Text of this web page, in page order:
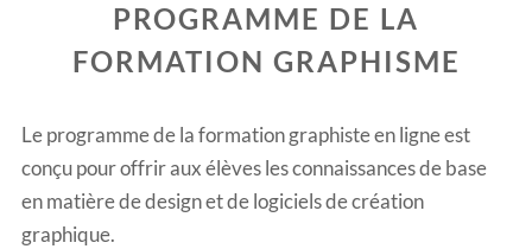
PROGRAMME DE LA
FORMATION GRAPHISME
Le programme de la formation graphiste en ligneest
conçu pour offrir aux élèves les connaissances de base
en matière de design et de logiciels de création
graphique.